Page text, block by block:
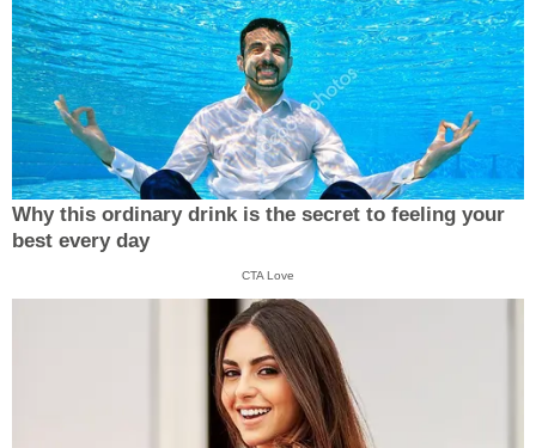
Why this ordinary drink is the secret to feeling your
best every day
CTA Love